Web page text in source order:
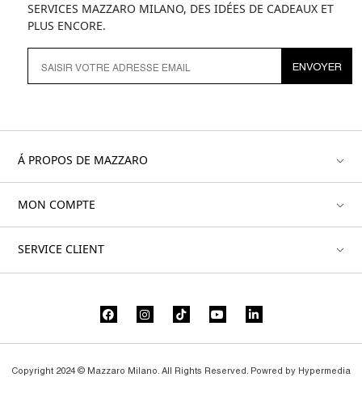
SERVICES MAZZARO MILANO, DES IDÉES DE CADEAUX ET
PLUS ENCORE.
ENVOYER
Á PROPOS DE MAZZARO
MON COMPTE
SERVICE CLIENT
Copyright 2024 © Mazzaro Milano. All Rights Reserved. Powred by Hypermedia